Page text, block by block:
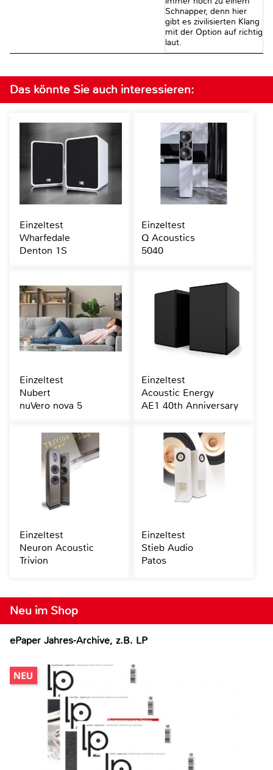
Schnapper, denn hier
gibt es zivilisierten Klang
mit der Option auf richtig
laut.
Neu im Shop
ePaper Jahres-Archive, z.B. LP
Das könnte Sie auch interessieren:
Einzeltest
Wharfedale
Denton 1S
Einzeltest
Q Acoustics
5040
Einzeltest
Nubert
nuVero nova 5
Einzeltest
Acoustic Energy
AE1 40th Anniversary
Einzeltest
Neuron Acoustic
Trivion
Einzeltest
Stieb Audio
Patos